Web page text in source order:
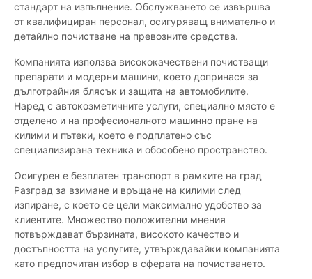
стандарт на изпълнение. Обслужването се извършва
от квалифициран персонал, осигуряващ внимателно и
детайлно почистване на превозните средства.
Компанията използва висококачествени почистващи
препарати и модерни машини, което допринася за
дълготрайния блясък и защита на автомобилите.
Наред с автокозметичните услуги, специално място е
отделено и на професионалното машинно пране на
килими и пътеки, което е подплатено със
специализирана техника и обособено пространство.
Осигурен е безплатен транспорт в рамките на град
Разград за взимане и връщане на килими след
изпиране, с което се цели максимално удобство за
клиентите. Множество положителни мнения
потвърждават бързината, високото качество и
достъпността на услугите, утвърждавайки компанията
като предпочитан избор в сферата на почистването.